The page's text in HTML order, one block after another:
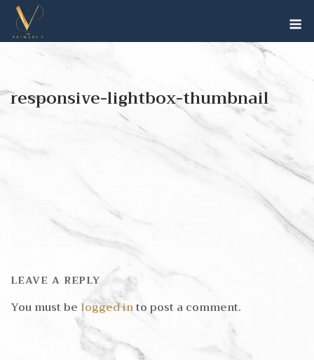
Skip
content
responsive-lightbox-thumbnail
LEAVE A REPLY
You must be logged into post a comment.